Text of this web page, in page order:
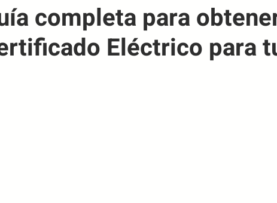
completa para
Eléctrico para